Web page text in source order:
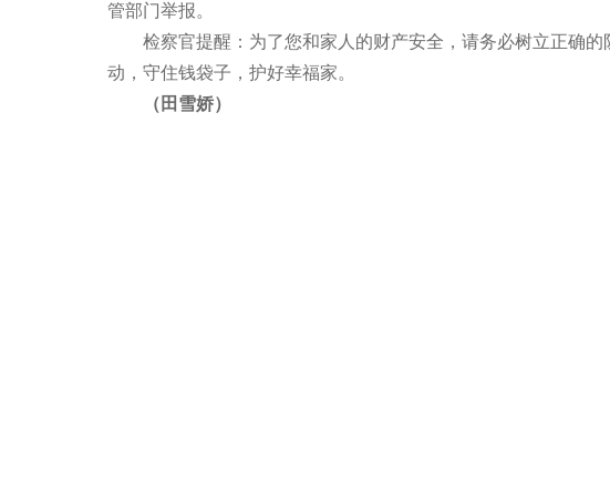
管部门举报。
检察官提醒：为了您和家人的财产安全，请务必树立正确的
动，守住钱袋子，护好幸福家。
（田雪娇）